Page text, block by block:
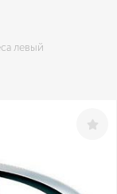
левый